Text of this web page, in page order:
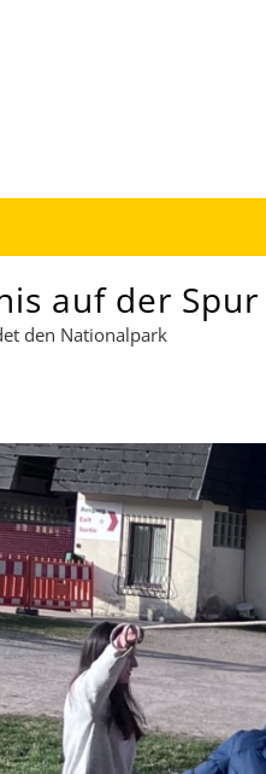
auf der Spur
den Nationalpark